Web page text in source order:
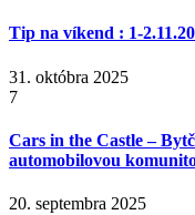
Tip na víkend : 1-
31. októbra 2025
7
Cars in the Castle –
automobilovou
20. septembra 2025